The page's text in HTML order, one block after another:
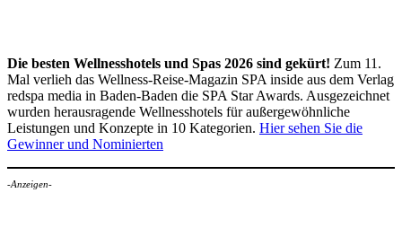
Die besten Wellnesshotels und Spas 2026 sind gekürt! Zum 11.
Mal verlieh das Wellness-Reise-Magazin SPA inside aus dem Verlag
redspa media in Baden-Baden die SPA Star Awards. Ausgezeichnet
wurden herausragende Wellnesshotels für außergewöhnliche
Leistungen und Konzepte in 10 Kategorien. Hier sehen Sie die
Gewinner und Nominierten
-Anzeigen-